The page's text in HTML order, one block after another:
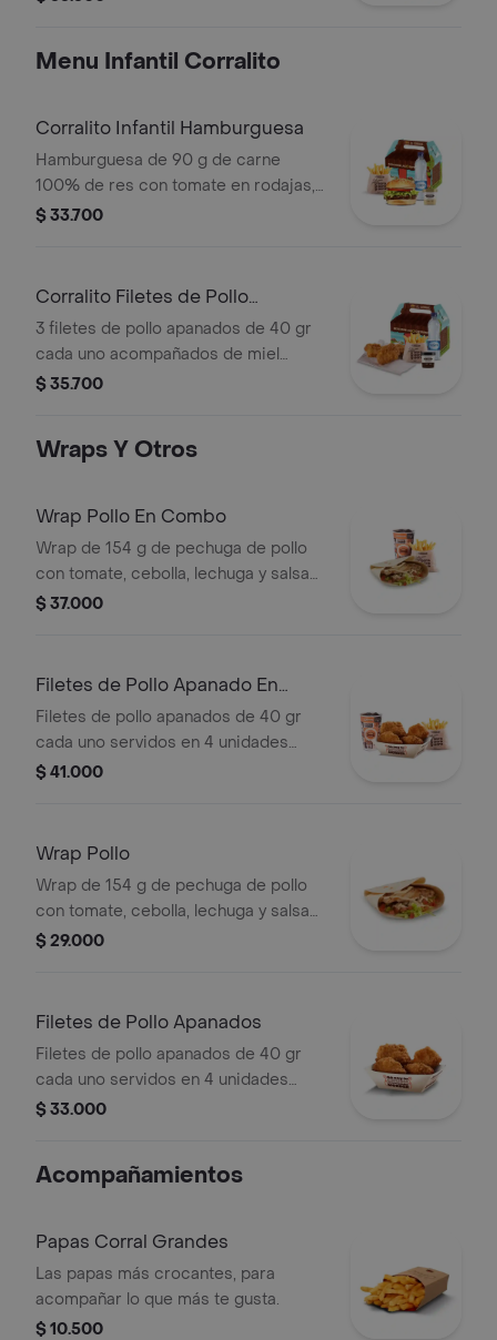
bebida PET
Menu Infantil Corralito
Corralito Infantil Hamburguesa
Hamburguesa de 90 g de carne
100% de res con tomate en rodajas,
lechuga en julianas, salsa blanca y
60 g
$ 33.700
Corralito Filetes de Pollo
Apanados
3 filetes de pollo apanados de 40 gr
cada uno acompañados de miel
mostaza con papas Corral medianas,
$ 35.700
Wraps Y Otros
Wrap Pollo En Combo
Wrap de 154 g de pechuga de pollo
con tomate, cebolla, lechuga y salsa
blanca + papas medianas (corral o en
$ 37.000
Filetes de Pollo Apanado En
Combo
Filetes de pollo apanados de 40 gr
cada uno servidos en 4 unidades
acompañados de miel mostaza +
$ 41.000
Wrap Pollo
Wrap de 154 g de pechuga de pollo
con tomate, cebolla, lechuga y salsa
blanca
$ 29.000
Filetes de Pollo Apanados
Filetes de pollo apanados de 40 gr
cada uno servidos en 4 unidades
acompañados de miel mostaza
$ 33.000
Acompañamientos
Papas Corral Grandes
Las papas más crocantes, para
acompañar lo que más te gusta.
$ 10.500